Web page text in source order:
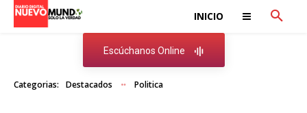
INICIO
Escúchanos Online
Categorias: Destacados Politica